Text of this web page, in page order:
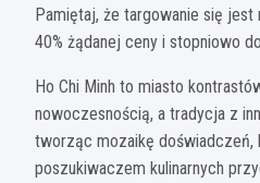
Pamiętaj, że targowanie się
40% żądanej ceny i stopniowo
Ho Chi Minh to miasto
nowoczesnością, a tradycja z
tworząc mozaikę doświadczeń,
poszukiwaczem kulinarnych